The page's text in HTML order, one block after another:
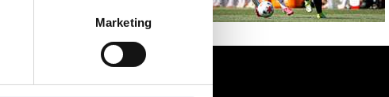
Marketing